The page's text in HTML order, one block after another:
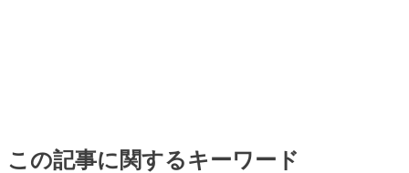
この記事に関するキーワード